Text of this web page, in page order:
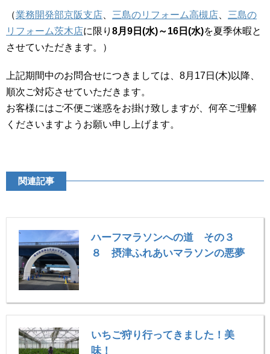
（業務開発部京阪支店 三島のリフォーム高槻店
三島の
リフォーム茨木店に限り 8月9日(水)～16日(水)を夏季休暇と
させていただきます。）
上記期間中のお問合せにつきましては、8月17日(木)以降、
順次ご対応させていただきます。
お客様にはご不便ご迷惑をお掛け致しますが、何卒ご理解
くださいますようお願い申し上げます。
関連記事
ハーフマラソンへの道 その３
８ 摂津ふれあいマラソンの悪夢
いちご狩り行ってきました！美
味！